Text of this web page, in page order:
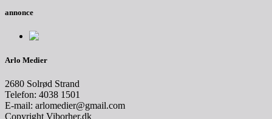
annonce
Arlo Medier
2680 Solrød Strand
Telefon: 4038 1501
E-mail: arlomedier@gmail.com
Copyright Viborher.dk